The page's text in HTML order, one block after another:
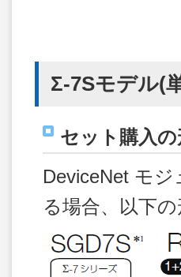
Σ-7Sモデル(
セット購入の
DeviceNet モ
る場合、以下